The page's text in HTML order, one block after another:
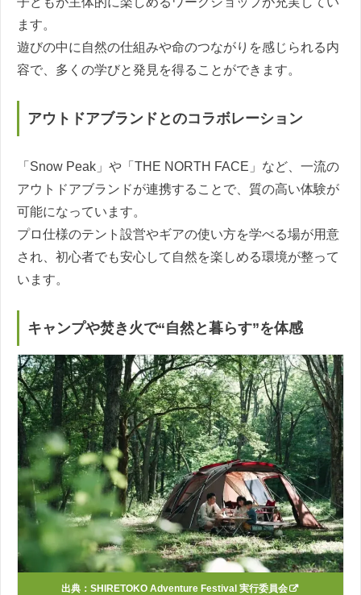
ます。
遊びの中に自然の仕組みや命のつながりを感じられる内
容で、多くの学びと発見を得ることができます。
アウトドアブランドとのコラボレーション
「Snow Peak」や「THE NORTH FACE」など、一流の
アウトドアブランドが連携することで、質の高い体験が
可能になっています。
プロ仕様のテント設営やギアの使い方を学べる場が用意
され、初心者でも安心して自然を楽しめる環境が整って
います。
キャンプや焚き火で“自然と暮らす”を体感
出典： SHIRETOKO Adventure Festival 実行委員会